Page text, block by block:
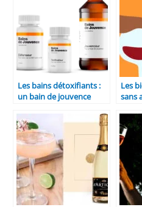
Les bains détoxifiants :
un bain de jouvence
Les
sans